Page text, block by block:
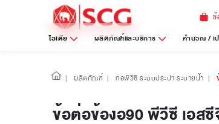
ช้
ไอเดีย ผลิตภัณฑ์และบริการ คำนวณ / เ
| ผลิตภัณฑ์ | ท่อพีวีซี ระบบประปา ระบายน้ำ |
ข้อต่อข้องอ90 พีวีซี เอสซี